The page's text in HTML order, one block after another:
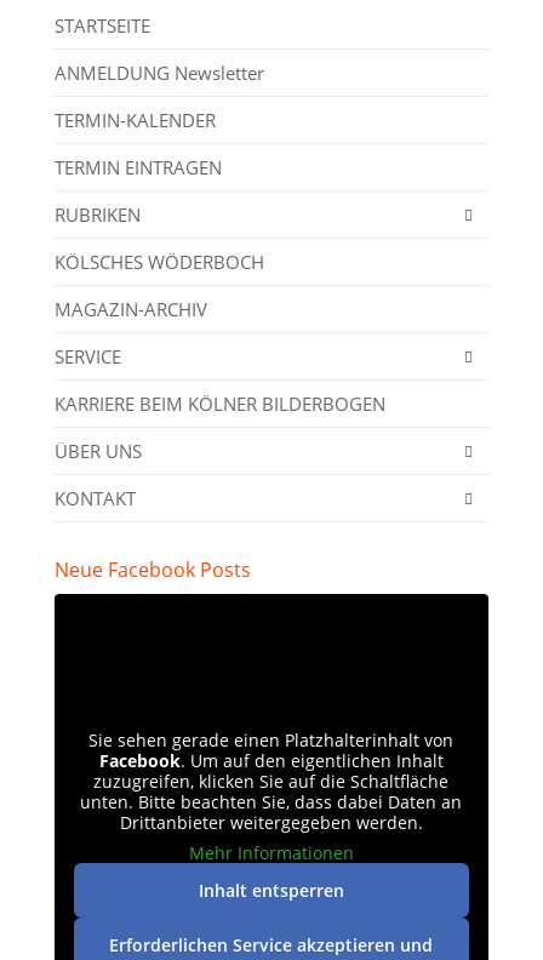
STARTSEITE
ANMELDUNG Newsletter
TERMIN-KALENDER
TERMIN EINTRAGEN
RUBRIKEN
KÖLSCHES WÖDERBOCH
MAGAZIN-ARCHIV
SERVICE
KARRIERE BEIM KÖLNER BILDERBOGEN
ÜBER UNS
KONTAKT
Neue Facebook Posts
Sie sehen gerade einen Platzhalterinhalt von
Facebook. Um auf den eigentlichen Inhalt
zuzugreifen, klicken Sie auf die Schaltfläche
unten. Bitte beachten Sie, dass dabei Daten an
Drittanbieter weitergegeben werden.
Mehr Informationen
Inhalt entsperren
Erforderlichen Service akzeptieren und